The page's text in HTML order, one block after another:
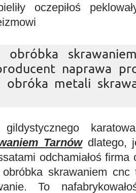
oczepiłoś
obróbka
naprawa
obróka metali
gildystycznego
Tarnówdlatego,
odchamiałoś firma
skrawaniem cnc
To